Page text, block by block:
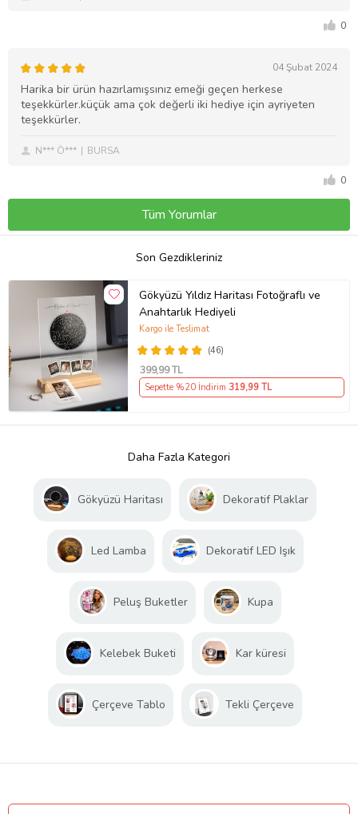
0
04 Şubat 2024
Harika bir ürün hazırlamışsınız emeği geçen herkese
teşekkürler.küçük ama çok değerli iki hediye için ayriyeten
teşekkürler.
N*** Ö*** BURSA
0
Tüm Yorumlar
Son Gezdikleriniz
Gökyüzü Yıldız Haritası Fotoğraflı ve
Anahtarlık Hediyeli
(46)
Kargo ile Teslimat
399,99 TL
Sepette %20 İndirim 319,99 TL
Daha Fazla Kategori
Gökyüzü Haritası Dekoratif Plaklar
Led Lamba Dekoratif LED Işık
Peluş Buketler Kupa
Kelebek Buketi Kar küresi
Çerçeve Tablo Tekli Çerçeve